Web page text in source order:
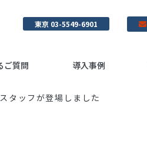
東京 03-5549-6901
ご質問 導入事例
タッフが登場しました